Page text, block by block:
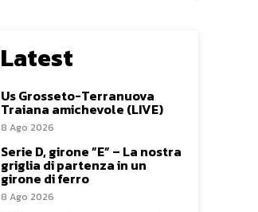
Latest
Us Grosseto-Terranuova
Traiana amichevole (LIVE)
8 Ago 2026
Serie D, girone ”E” – La nostra
griglia di partenza in un
girone di ferro
8 Ago 2026